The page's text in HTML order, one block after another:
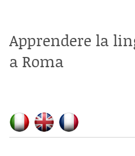
Apprendere la
a Roma